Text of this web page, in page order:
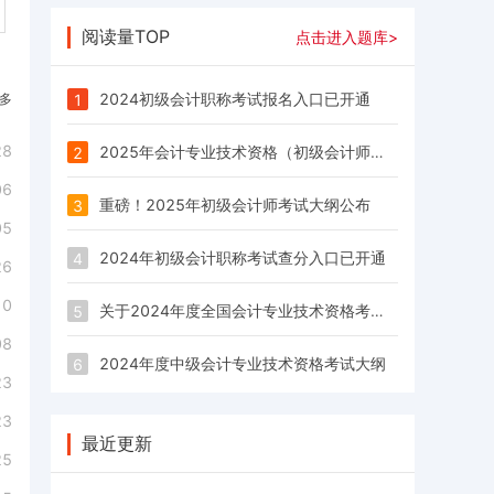
阅读量TOP 点击进入题库>
1 2024初级会计职称考试报名入口已开通
2 2025年会计专业技术资格（初级会计师）考试时间为：5月17日至20日
3 重磅！2025年初级会计师考试大纲公布
4 2024年初级会计职称考试查分入口已开通
5 关于2024年度全国会计专业技术资格考试考务日程安排及有关事项的通知
6 2024年度中级会计专业技术资格考试大纲
最近更新